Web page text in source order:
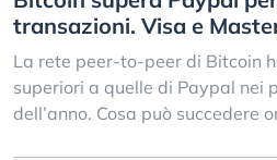
transazioni. Visa e
La rete peer-to-peer di Bitcoin
superiori a quelle di Paypal nei
dell’anno. Cosa può succedere